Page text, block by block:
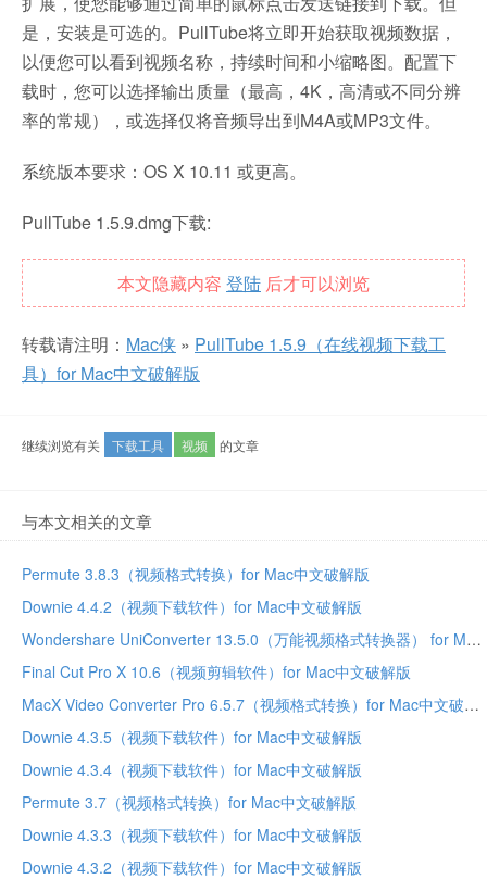
是，安装是可选的。PullTube将立即开始获取视频数据，
以便您可以看到视频名称，持续时间和小缩略图。配置下
载时，您可以选择输出质量（最高，4K，高清或不同分辨
率的常规），或选择仅将音频导出到M4A或MP3文件。
系统版本要求：OS X 10.11 或更高。
PullTube 1.5.9.dmg下载:
本文隐藏内容 登陆 后才可以浏览
转载请注明： Mac侠 » PullTube 1.5.9（在线视频下载工
具）for Mac中文破解版
继续浏览有关 下载工具 视频 的文章
与本文相关的文章
Permute 3.8.3（视频格式转换）for Mac中文破解版
Downie 4.4.2（视频下载软件）for Mac中文破解版
Wondershare UniConverter 13.5.0（万能视频格式转换器） for Mac中文破解版
Final Cut Pro X 10.6（视频剪辑软件）for Mac中文破解版
MacX Video Converter Pro 6.5.7（视频格式转换）for Mac中文破解版
Downie 4.3.5（视频下载软件）for Mac中文破解版
Downie 4.3.4（视频下载软件）for Mac中文破解版
Permute 3.7（视频格式转换）for Mac中文破解版
Downie 4.3.3（视频下载软件）for Mac中文破解版
Downie 4.3.2（视频下载软件）for Mac中文破解版